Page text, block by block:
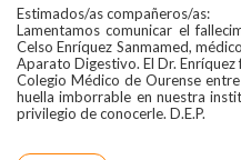
Estimados/as compañeros/as:
Lamentamos comunicar el
Celso Enríquez Sanmamed,
Aparato Digestivo. El Dr.
Colegio Médico de Ourense
huella imborrable en nuestra
privilegio de conocerle. D.E.P.